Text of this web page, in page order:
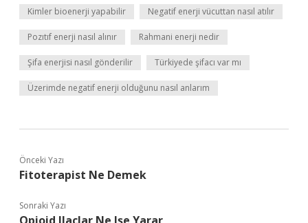
Kimler bioenerji yapabilir Negatif enerji vücuttan nasıl atılır
Pozıtıf enerji nasıl alınır Rahmani enerji nedir
Şifa enerjisi nasıl gönderilir Türkiyede şifacı var mı
Üzerimde negatif enerji olduğunu nasıl anlarım
Önceki Yazı
Fitoterapist Ne Demek
Sonraki Yazı